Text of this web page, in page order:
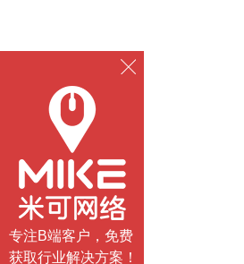
专注B端客户，免费
获取行业解决方案！